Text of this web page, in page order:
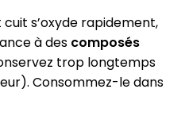
cuit s’oxyde rapidement,
à des composés
trop longtemps
Consommez-le dans